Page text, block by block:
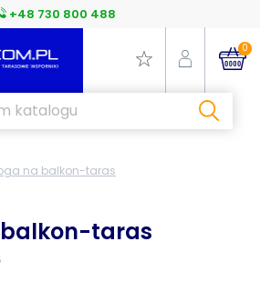
+48 730 800 488
0
na balkon-taras
balkon-taras